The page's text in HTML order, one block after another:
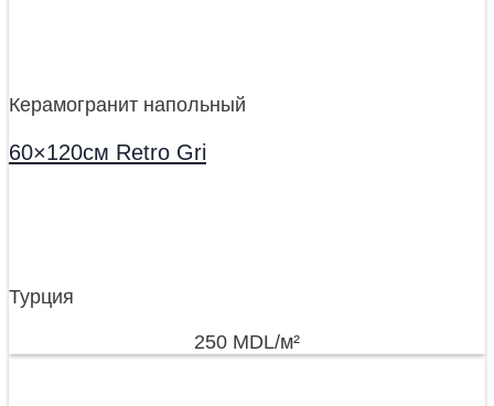
Керамогранит напольный
60×120см Retro Gri
Турция
250 MDL/м²